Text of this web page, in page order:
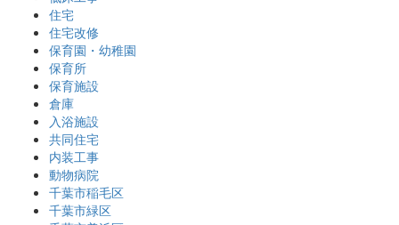
住宅
住宅改修
保育園・幼稚園
保育所
保育施設
倉庫
入浴施設
共同住宅
内装工事
動物病院
千葉市稲毛区
千葉市緑区